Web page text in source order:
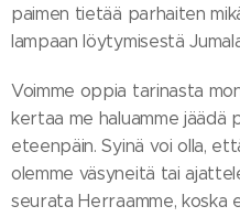
paimen tietää parhaiten
lampaan löytymisestä
Voimme oppia tarinasta
kertaa me haluamme jäädä
eteenpäin. Syinä voi olla,
olemme väsyneitä tai
seurata Herraamme, koska